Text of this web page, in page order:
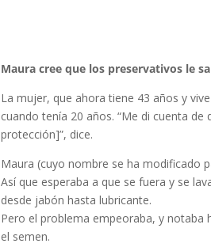
Maura cree que los preservativos le
La mujer, que ahora tiene 43 años y
cuando tenía 20 años. “Me di cuenta
protección]”, dice.
Maura (cuyo nombre se ha modificado
Así que esperaba a que se fuera y se
desde jabón hasta lubricante.
Pero el problema empeoraba, y notaba
el semen.